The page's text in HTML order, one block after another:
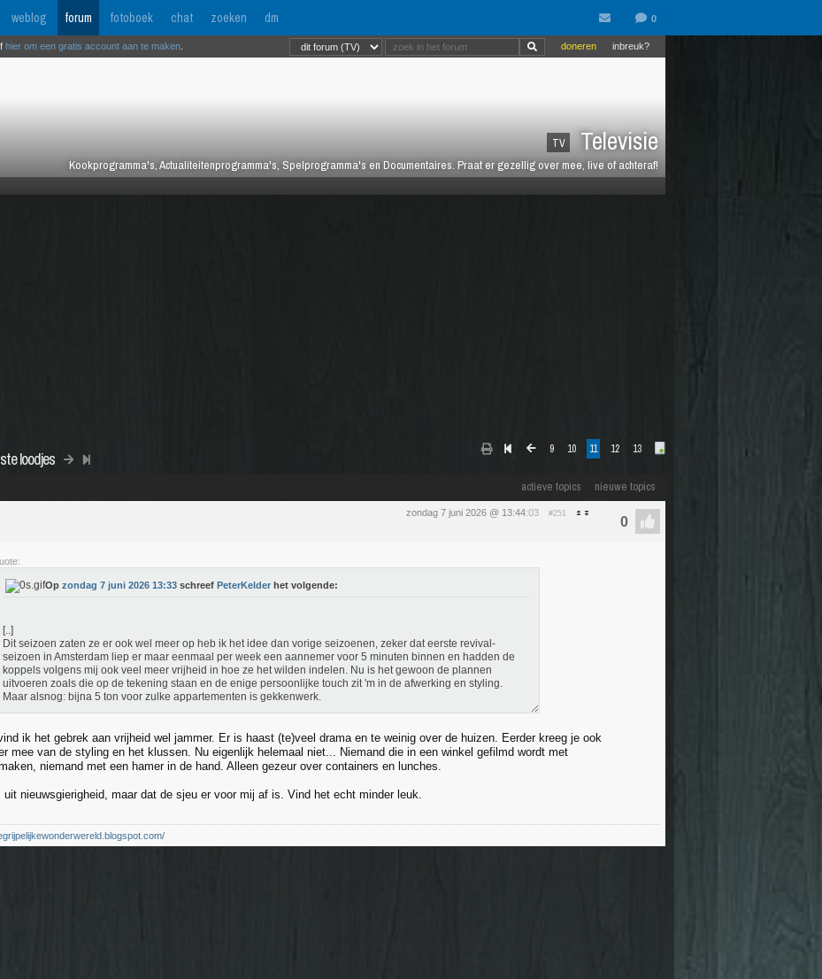
weblog forum fotoboek chat zoeken dm
TV Televisie
Kookprogramma's, Actualiteitenprogramma's, Spelprogramma's en Documentaires. Praat er gezellig over mee, live of achteraf!
inbreuk?
doneren
hier om een gratis account aan te maken
9 10 11 12 13
loodjes
actieve topics nieuwe topics
zondag 7 juni 2026 @ 13:44:03 #251
Op zondag 7 juni 2026 13:33 schreef PeterKelder het volgende:
[..]
Dit seizoen zaten ze er ook wel meer op heb ik het idee dan vorige seizoenen, zeker dat eerste revival-
seizoen in Amsterdam liep er maar eenmaal per week een aannemer voor 5 minuten binnen en hadden de
koppels volgens mij ook veel meer vrijheid in hoe ze het wilden indelen. Nu is het gewoon de plannen
uitvoeren zoals die op de tekening staan en de enige persoonlijke touch zit 'm in de afwerking en styling.
Maar alsnog: bijna 5 ton voor zulke appartementen is gekkenwerk.
ik het gebrek aan vrijheid wel jammer. Er is haast (te)veel drama en te weinig over de huizen. Eerder kreeg je ook
mee van de styling en het klussen. Nu eigenlijk helemaal niet... Niemand die in een winkel gefilmd wordt met
niemand met een hamer in de hand. Alleen gezeur over containers en lunches.
uit nieuwsgierigheid, maar dat de sjeu er voor mij af is. Vind het echt minder leuk.